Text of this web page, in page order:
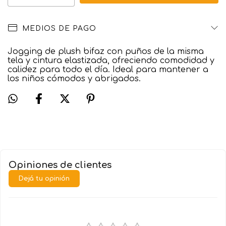
MEDIOS DE PAGO
Jogging de plush bifaz con puños de la misma
tela y cintura elastizada, ofreciendo comodidad y
calidez para todo el día. Ideal para mantener a
los niños cómodos y abrigados.
Opiniones de clientes
Dejá tu opinión